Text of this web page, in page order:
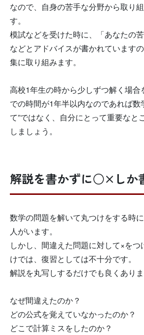
なので、自身の苦手な分野から取り
す。
模試などを受けた時に、「あなたの
などとアドバイスが書かれています
集に取り組みます。
高校1年生の時から少しずつ解く場合
での時間が1年半以内なのであれば数
て”ではなく、自分にとって重要なと
しましょう。
解説を書かずに○×しか
数学の問題を解いて丸つけをする時
人がいます。
しかし、間違えた問題に対して×を
けでは、復習としては不十分です。
解説を丸写しするだけでも良くありま
なぜ間違えたのか？
どの公式を覚えていなかったのか？
どこで計算ミスをしたのか？